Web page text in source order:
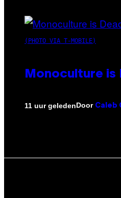
(PHOTO VIA T-MOBILE)
Monoculture is
11 uur geledenDoor Caleb